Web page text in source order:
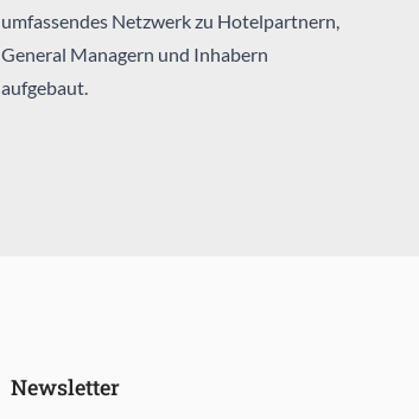
umfassendes Netzwerk zu Hotelpartnern,
General Managern und Inhabern
aufgebaut.
Newsletter